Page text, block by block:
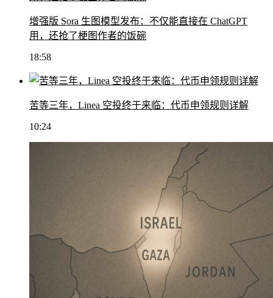
增强版 Sora 生图模型发布：不仅能直接在 ChatGPT
用，还抢了梗图作者的饭碗
18:58
苦等三年，Linea 空投终于来临：代币申领规则详解
10:24